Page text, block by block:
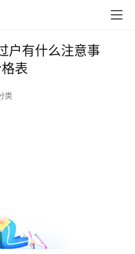
户有什么注意事
表
类